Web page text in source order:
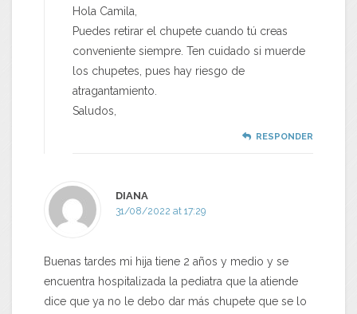
Hola Camila,
Puedes retirar el chupete cuando tú creas
conveniente siempre. Ten cuidado si muerde
los chupetes, pues hay riesgo de
atragantamiento.
Saludos,
RESPONDER
DIANA
31/08/2022 at 17:29
Buenas tardes mi hija tiene 2 años y medio y se
encuentra hospitalizada la pediatra que la atiende
dice que ya no le debo dar más chupete que se lo